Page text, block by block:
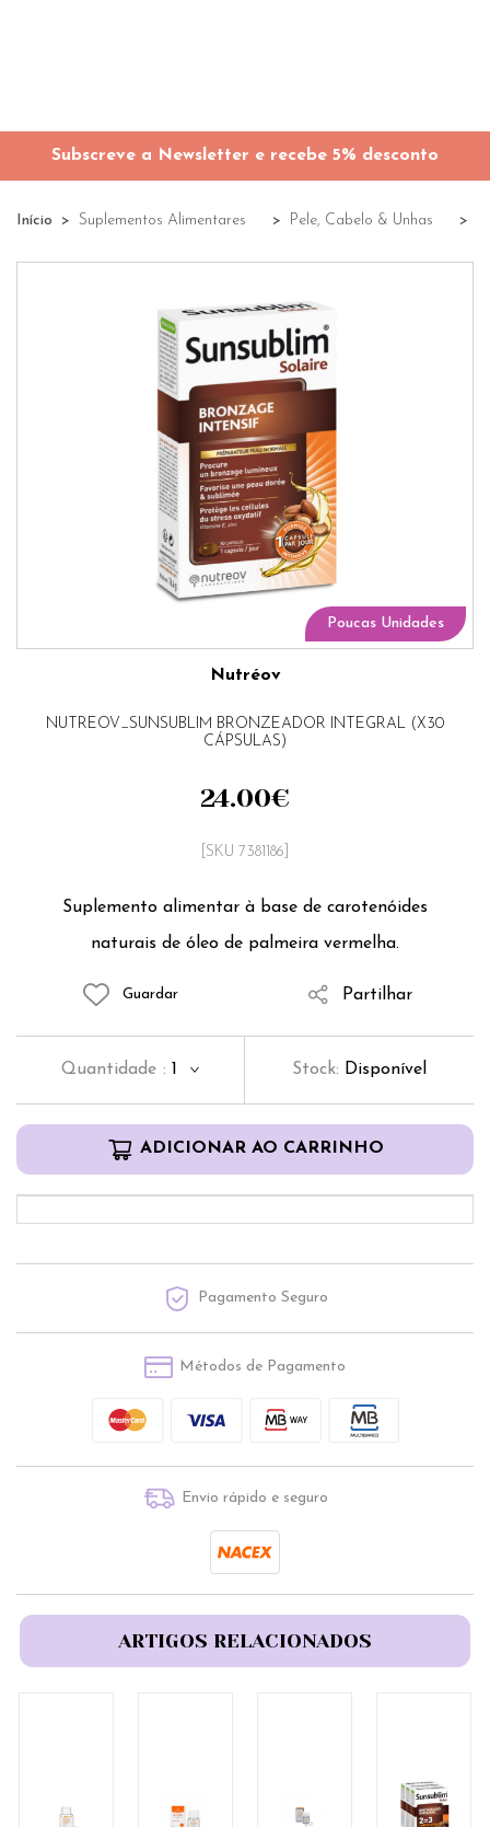
Subscreve a Newsletter e recebe 5% desconto
Início Suplementos Alimentares Pele, Cabelo & Unhas
Poucas Unidades
Nutréov
NUTREOV_SUNSUBLIM BRONZEADOR INTEGRAL (X30
CÁPSULAS)
Suplemento alimentar à base de carotenóides
naturais de óleo de palmeira vermelha.
[SKU 7381186]
24.00€
Guardar Partilhar
Quantidade : 1 Stock: Disponível
ADICIONAR AO CARRINHO
Pagamento Seguro
Métodos de Pagamento
Envio rápido e seguro
ARTIGOS RELACIONADOS